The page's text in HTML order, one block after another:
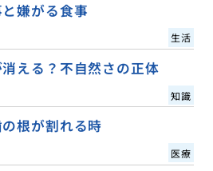
嫌がる食事
生活
える？不自然さの正体
知識
根が割れる時
医療